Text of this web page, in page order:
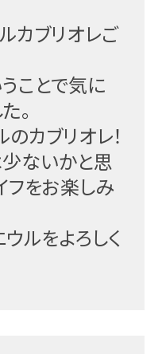
カブリオレご
ことで気に
。
カブリオレ！
ないかと思
フをお楽しみ
ルをよろしく